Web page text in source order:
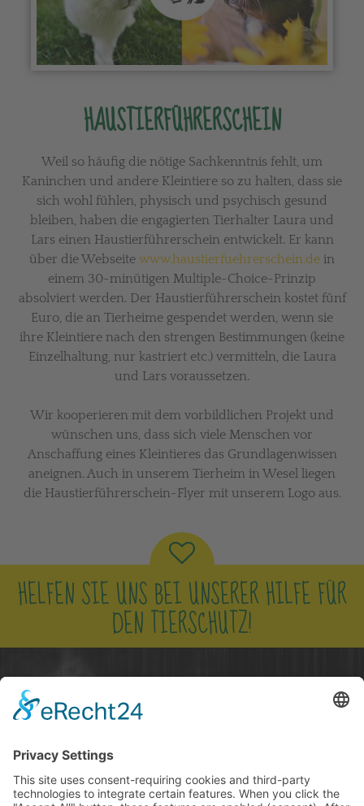
HAUSTIERFÜHRERSCHEIN
Weil so häufig die nötige Sachkenntnis fehlt, um
Kaninchen und andere Kleintiere so zu halten, dass sie
sich wohl fühlen, physisch und psychisch gesund
bleiben, haben die engagierten Tierhalter Laura und
Lars einen Haustierführerschein entwickelt. Er kann
über die Webseitewww.haustierfuehrerschein.de in
einem 30-minütigen Multiple-Choice-Prinzip
absolviert werden. Der Haustierführerschein kostet fünf
Euro, die an Tierheime gespendet werden, wenn sie
ihre Kleintiere nach den strengen Bestimmungen (keine
Einzelhaltung, nur kastriert etc.) vermitteln, die Laura
und Lars voraussetzen.
Wir kooperieren mit dem vorbildlichen Projekt und
wünschen uns, dass sich viele Menschen vor
Anschaffung eines Kleintieres das Grundlagenwissen
aneignen. Auch in unserem Tierheim in Wesel liegen
die Haustierführerschein-Flyer mit unserem Logo aus.
HELFEN SIE UNS BEI UNSERER HILFE FÜR
DEN TIERSCHUTZ!
NUR ZUSAMMEN KÖNNEN WIR DEN